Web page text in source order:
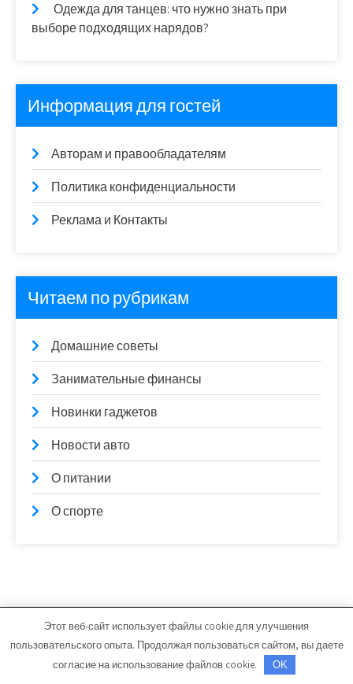
Одежда для танцев: что нужно знать при
выборе подходящих нарядов?
Информация для гостей
Авторам и правообладателям
Политика конфиденциальности
Реклама и Контакты
Читаем по рубрикам
Домашние советы
Занимательные финансы
Новинки гаджетов
Новости авто
О питании
О спорте
ruslezviya.ru - Работает на WordPress
Тема от Grace Themes
Этот веб-сайт использует файлы cookie для улучшения
пользовательского опыта. Продолжая пользоваться сайтом, вы даете
согласие на использование файлов cookie.
OK